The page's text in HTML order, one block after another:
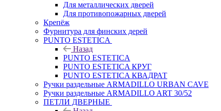
Для металлических дверей
Для противопожарных дверей
Крепёж
Фурнитура для финских дерей
PUNTO ESTETICA
Назад
PUNTO ESTETICA
PUNTO ESTETICA КРУГ
PUNTO ESTETICA КВАДРАТ
Ручки раздельные ARMADILLO URBAN CAVE
Ручки раздельные ARMADILLO ART 30/52
ПЕТЛИ ДВЕРНЫЕ